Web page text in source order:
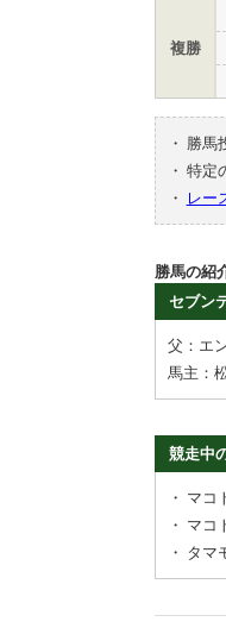
複勝
・
勝馬
・ 特定
・
レー
勝馬の紹
セブン
父：エ
馬主：
競走中
・ マコ
・ マコ
・ タマ